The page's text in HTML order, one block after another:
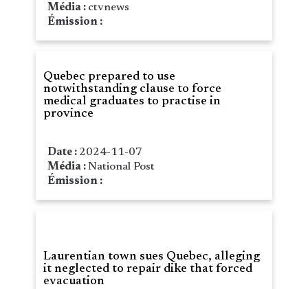
Média : ctvnews
Émission :
Quebec prepared to use
notwithstanding clause to force
medical graduates to practise in
province
Date : 2024-11-07
Média :National Post
Émission :
Laurentian town sues Quebec, alleging
it neglected to repair dike that forced
evacuation